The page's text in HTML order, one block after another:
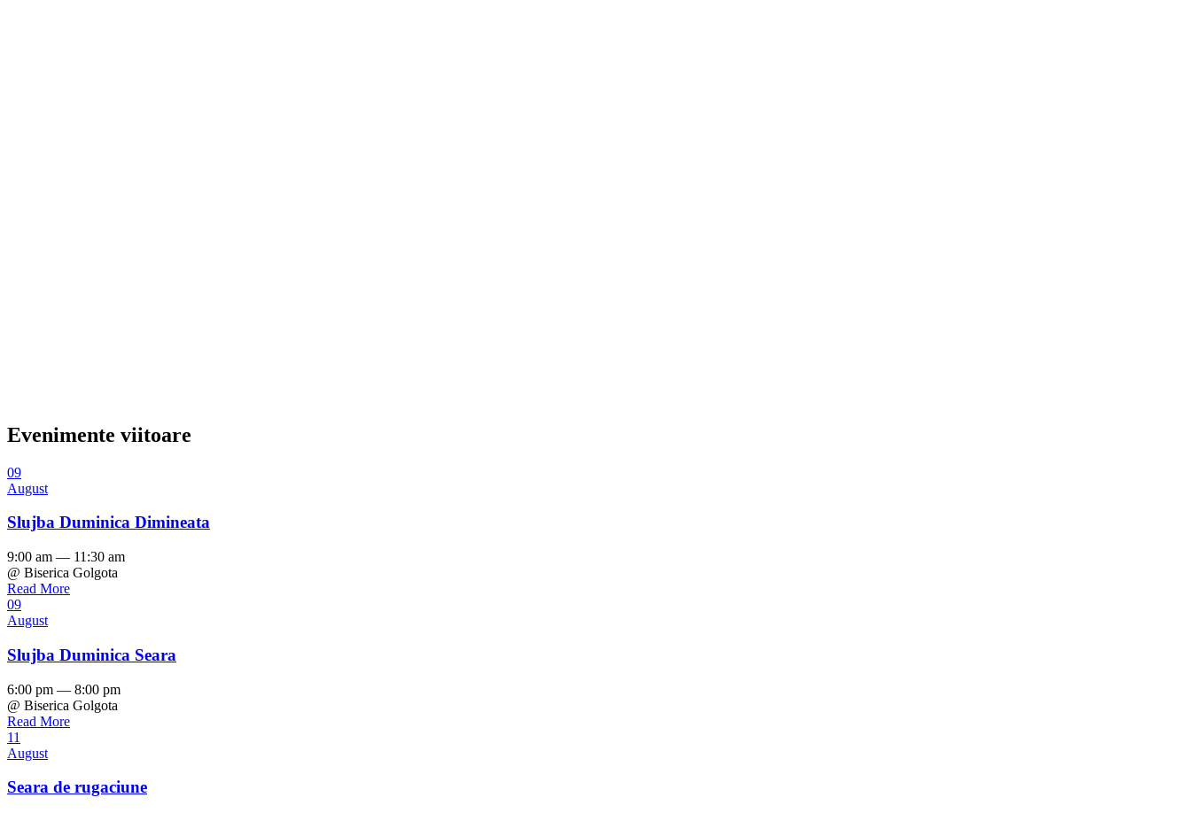
Evenimente viitoare
09
August
Slujba Duminica Dimineata
9:00 am — 11:30 am
@ Biserica Golgota
Read More
09
August
Slujba Duminica Seara
6:00 pm — 8:00 pm
@ Biserica Golgota
Read More
11
August
Seara de rugaciune